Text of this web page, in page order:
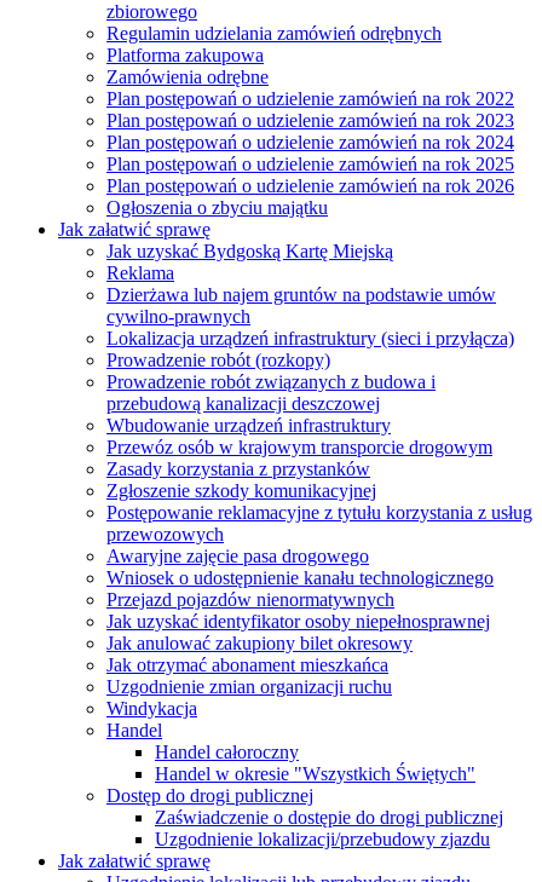
zbiorowego
Regulamin udzielania zamówień odrębnych
Platforma zakupowa
Zamówienia odrębne
Plan postępowań o udzielenie zamówień na rok 2022
Plan postępowań o udzielenie zamówień na rok 2023
Plan postępowań o udzielenie zamówień na rok 2024
Plan postępowań o udzielenie zamówień na rok 2025
Plan postępowań o udzielenie zamówień na rok 2026
Ogłoszenia o zbyciu majątku
Jak załatwić sprawę
Jak uzyskać Bydgoską Kartę Miejską
Reklama
Dzierżawa lub najem gruntów na podstawie umów
cywilno-prawnych
Lokalizacja urządzeń infrastruktury (sieci i przyłącza)
Prowadzenie robót (rozkopy)
Prowadzenie robót związanych z budowa i
przebudową kanalizacji deszczowej
Wbudowanie urządzeń infrastruktury
Przewóz osób w krajowym transporcie drogowym
Zasady korzystania z przystanków
Zgłoszenie szkody komunikacyjnej
Postępowanie reklamacyjne z tytułu korzystania z usług
przewozowych
Awaryjne zajęcie pasa drogowego
Wniosek o udostępnienie kanału technologicznego
Przejazd pojazdów nienormatywnych
Jak uzyskać identyfikator osoby niepełnosprawnej
Jak anulować zakupiony bilet okresowy
Jak otrzymać abonament mieszkańca
Uzgodnienie zmian organizacji ruchu
Windykacja
Handel
Handel całoroczny
Handel w okresie "Wszystkich Świętych"
Dostęp do drogi publicznej
Zaświadczenie o dostępie do drogi publicznej
Uzgodnienie lokalizacji/przebudowy zjazdu
Jak załatwić sprawę